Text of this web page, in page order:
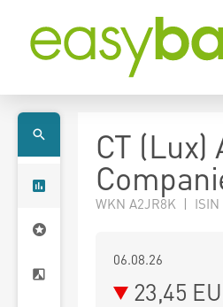
CT
WKN A2JR8K |
06.08.26
23,45